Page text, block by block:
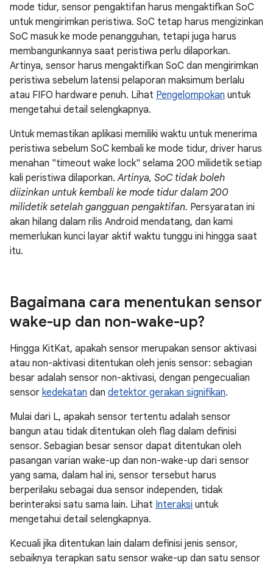
mode tidur, sensor pengaktifan harus mengaktifkan SoC
untuk mengirimkan peristiwa. SoC tetap harus mengizinkan
SoC masuk ke mode penangguhan, tetapi juga harus
membangunkannya saat peristiwa perlu dilaporkan.
Artinya, sensor harus mengaktifkan SoC dan mengirimkan
peristiwa sebelum latensi pelaporan maksimum berlalu
atau FIFO hardware penuh. Lihat Pengelompokan untuk
mengetahui detail selengkapnya.
Untuk memastikan aplikasi memiliki waktu untuk menerima
peristiwa sebelum SoC kembali ke mode tidur, driver harus
menahan "timeout wake lock" selama 200 milidetik setiap
kali peristiwa dilaporkan.Artinya, SoC tidak boleh
diizinkan untuk kembali ke mode tidur dalam 200
milidetik setelah gangguan pengaktifan. Persyaratan ini
akan hilang dalam rilis Android mendatang, dan kami
memerlukan kunci layar aktif waktu tunggu ini hingga saat
itu.
Bagaimana cara menentukan sensor
wake-up dan non-wake-up?
Hingga KitKat, apakah sensor merupakan sensor aktivasi
atau non-aktivasi ditentukan oleh jenis sensor: sebagian
besar adalah sensor non-aktivasi, dengan pengecualian
sensor kedekatan dan detektor gerakan signifikan.
Mulai dari L, apakah sensor tertentu adalah sensor
bangun atau tidak ditentukan oleh flag dalam definisi
sensor. Sebagian besar sensor dapat ditentukan oleh
pasangan varian wake-up dan non-wake-up dari sensor
yang sama, dalam hal ini, sensor tersebut harus
berperilaku sebagai dua sensor independen, tidak
berinteraksi satu sama lain. Lihat Interaksi untuk
mengetahui detail selengkapnya.
Kecuali jika ditentukan lain dalam definisi jenis sensor,
sebaiknya terapkan satu sensor wake-up dan satu sensor